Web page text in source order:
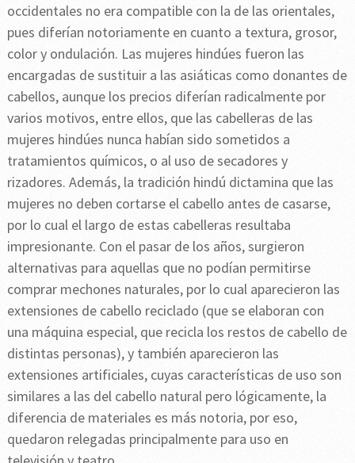
occidentales no era compatible con la de las orientales,
pues diferían notoriamente en cuanto a textura, grosor,
color y ondulación. Las mujeres hindúes fueron las
encargadas de sustituir a las asiáticas como donantes de
cabellos, aunque los precios diferían radicalmente por
varios motivos, entre ellos, que las cabelleras de las
mujeres hindúes nunca habían sido sometidos a
tratamientos químicos, o al uso de secadores y
rizadores. Además, la tradición hindú dictamina que las
mujeres no deben cortarse el cabello antes de casarse,
por lo cual el largo de estas cabelleras resultaba
impresionante. Con el pasar de los años, surgieron
alternativas para aquellas que no podían permitirse
comprar mechones naturales, por lo cual aparecieron las
extensiones de cabello reciclado (que se elaboran con
una máquina especial, que recicla los restos de cabello de
distintas personas), y también aparecieron las
extensiones artificiales, cuyas características de uso son
similares a las del cabello natural pero lógicamente, la
diferencia de materiales es más notoria, por eso,
quedaron relegadas principalmente para uso en